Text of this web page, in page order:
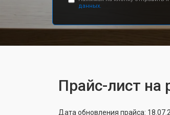
данных.
Прайс-лист на
Дата обновления прайса: